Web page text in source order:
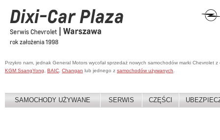
Przykro nam, jednak General Motors wycofał sprzedaż nowych samochodów marki Chevrolet
KGM SsangYong
BAIC Changan lub jednego z samochodów używanych
SAMOCHODY UŻYWANE SERWIS CZĘŚCI